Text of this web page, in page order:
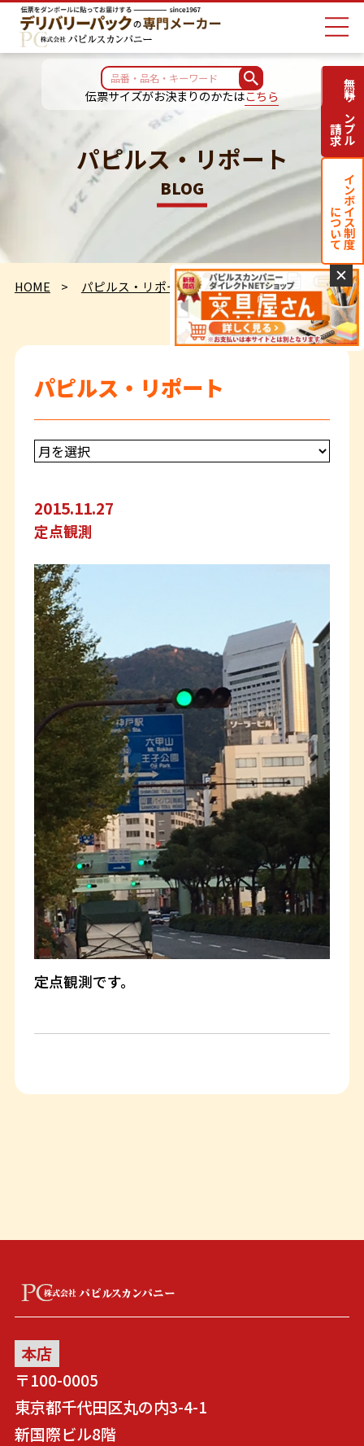
伝票サイズがお決まりのかたはこちら
パピルス・リポート
BLOG
HOME パピルス・リポート 定点観測
パピルス・リポート
2015.11.27
定点観測
定点観測です。
無料サンプル
請求
インボイス制度
について
✕
本店
〒100-0005
東京都千代田区丸の内3-4-1
新国際ビル8階